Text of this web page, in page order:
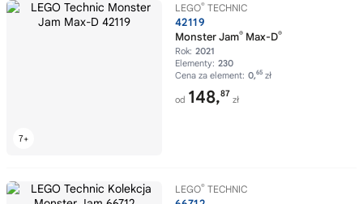
LEGO® TECHNIC
42119
Monster Jam® Max-D®
Rok: 2021
Elementy: 230
Cena za element: 0,65 zł
od 148,87
zł
LEGO® TECHNIC